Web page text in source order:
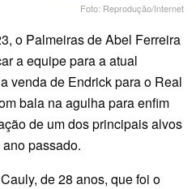
Foto: Reprodução/Internet
o Palmeiras de Abel Ferreira
a equipe para a atual
venda de Endrick para o Real
bala na agulha para enfim
de um dos principais alvos
passado.
de 28 anos, que foi o